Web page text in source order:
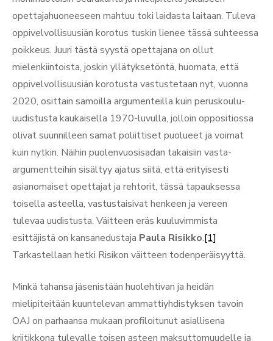
opettajahuoneeseen mahtuu toki laidasta laitaan. Tuleva
oppivelvollisuusiän korotus tuskin lienee tässä suhteessa
poikkeus. Juuri tästä syystä opettajana on ollut
mielenkiintoista, joskin yllätyksetöntä, huomata, että
oppivelvollisuusiän korotusta vastustetaan nyt, vuonna
2020, osittain samoilla argumenteilla kuin peruskoulu-
uudistusta kaukaisella 1970-luvulla, jolloin oppositiossa
olivat suunnilleen samat poliittiset puolueet ja voimat
kuin nytkin. Näihin puolenvuosisadan takaisiin vasta-
argumentteihin sisältyy ajatus siitä, että erityisesti
asianomaiset opettajat ja rehtorit, tässä tapauksessa
toisella asteella, vastustaisivat henkeen ja vereen
tulevaa uudistusta. Väitteen eräs kuuluvimmista
esittäjistä on kansanedustaja Paula Risikko.[1]
Tarkastellaan hetki Risikon väitteen todenperäisyyttä.
Minkä tahansa jäsenistään huolehtivan ja heidän
mielipiteitään kuuntelevan ammattiyhdistyksen tavoin
OAJ on parhaansa mukaan profiloitunut asiallisena
kriitikkona tulevalle toisen asteen maksuttomuudelle ja